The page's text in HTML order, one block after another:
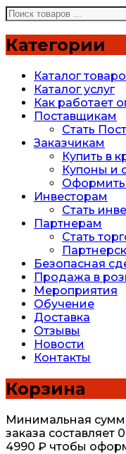
Категории
Каталог
Каталог услуг
Как работает
Поставщикам
Стать
Заказчикам
Купить в
Купоны и
Оформить
Инвесторам
Стать
Партнерам
Стать
Безопасная
Продажа в
Мероприятия
Обучение
Доставка
Отзывы
Новости
Контакты
Корзина
Минимальная
заказа составляет 0
4990 ₽ чтобы